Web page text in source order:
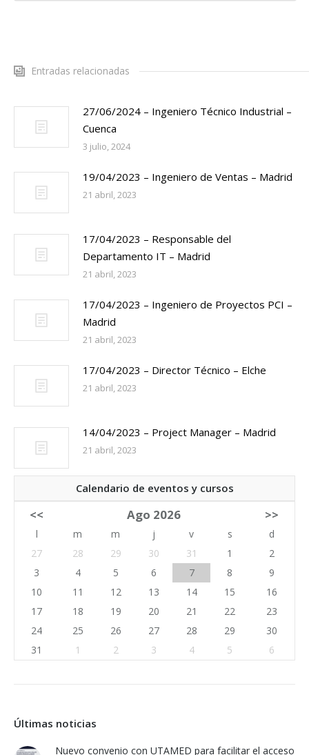
Entradas relacionadas
27/06/2024 – Ingeniero Técnico Industrial –
Cuenca
3 julio, 2024
19/04/2023 – Ingeniero de Ventas – Madrid
21 abril, 2023
17/04/2023 – Responsable del
Departamento IT – Madrid
21 abril, 2023
17/04/2023 – Ingeniero de Proyectos PCI –
Madrid
21 abril, 2023
17/04/2023 – Director Técnico – Elche
21 abril, 2023
14/04/2023 – Project Manager – Madrid
21 abril, 2023
Calendario de eventos y cursos
<< Ago 2026 >>
l m m j v s
d
27
28 29 30 31 1
2
3
4 5 6 7 8
9
10
11 12 13 14 15
16
17
18 19 20 21 22
23
24
25 26 27 28 29
30
31
1 2 3 4 5 6
Últimas noticias
Nuevo convenio con UTAMED para facilitar el acceso